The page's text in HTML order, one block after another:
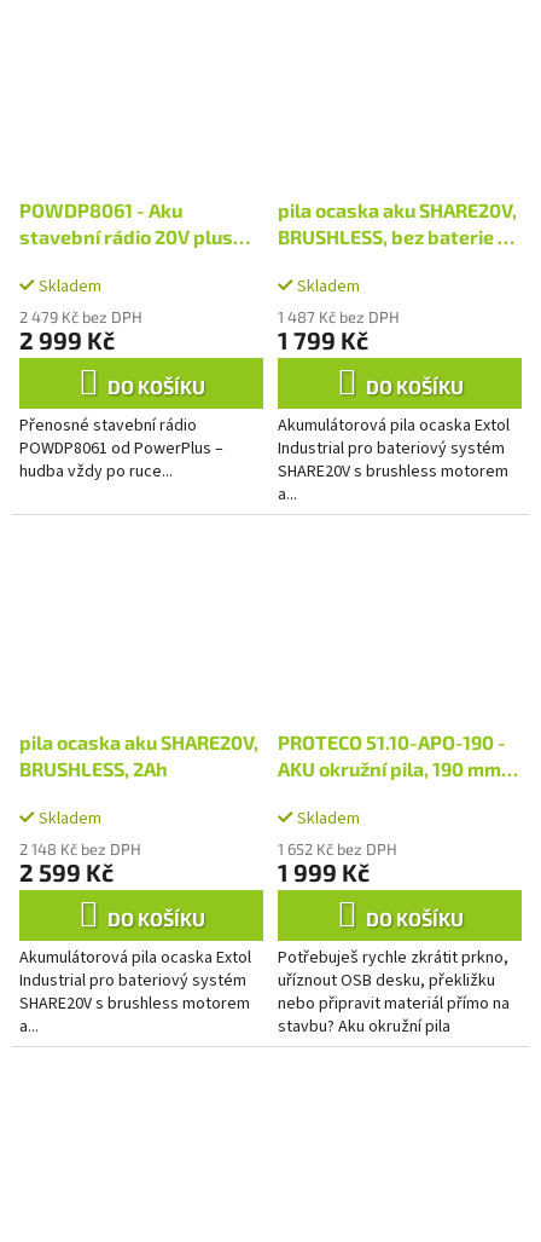
POWDP8061 - Aku
stavební rádio 20V plus
Skladem
2 479 Kč bez DPH
2 999 Kč
DO KOŠÍKU
Přenosné stavební rádio
POWDP8061 od PowerPlus –
hudba vždy po ruce...
pila ocaska aku SHARE20V,
BRUSHLESS, bez baterie a
Skladem
1 487 Kč bez DPH
1 799 Kč
DO KOŠÍKU
Akumulátorová pila ocaska Extol
Industrial pro bateriový systém
SHARE20V s brushless motorem
a...
pila ocaska aku SHARE20V,
BRUSHLESS, 2Ah
Skladem
2 148 Kč bez DPH
2 599 Kč
DO KOŠÍKU
Akumulátorová pila ocaska Extol
Industrial pro bateriový systém
SHARE20V s brushless motorem
a...
PROTECO 51.10-APO-190 -
AKU okružní pila, 190 mm
Skladem
1 652 Kč bez DPH
1 999 Kč
DO KOŠÍKU
Potřebuješ rychle zkrátit prkno,
uříznout OSB desku, překližku
nebo připravit materiál přímo na
stavbu? Aku okružní pila
PROTECO 20 V je praktický